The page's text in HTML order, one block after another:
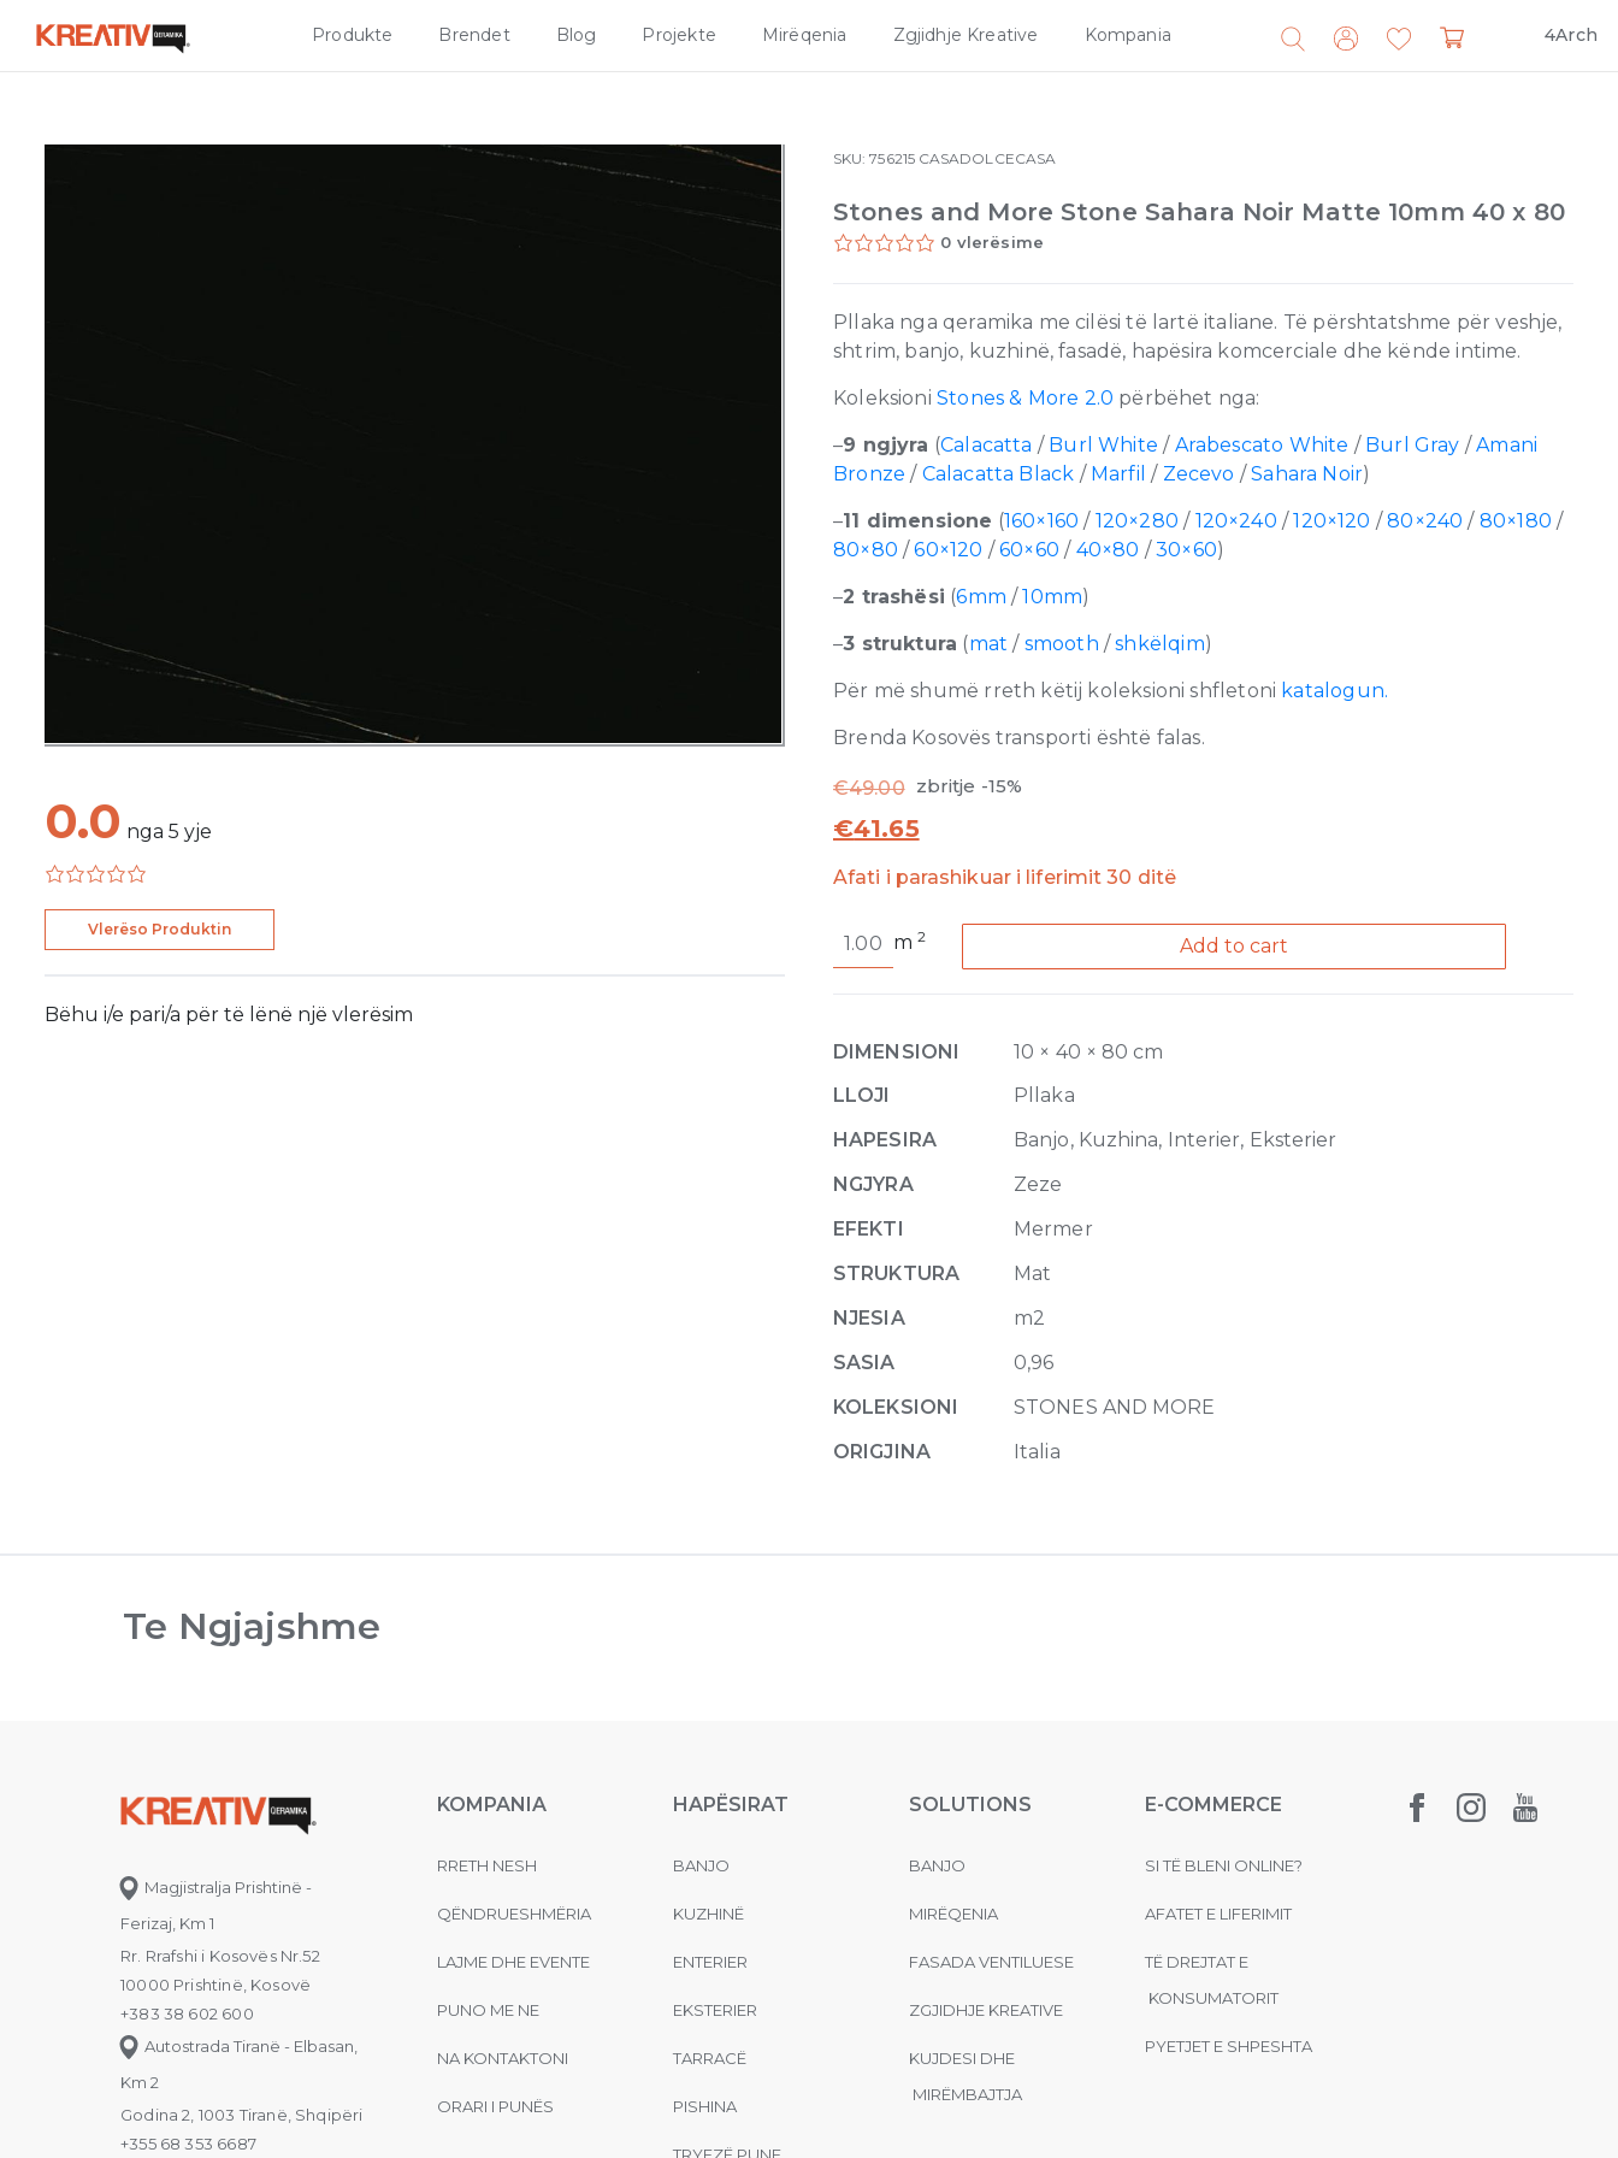
Produkte Brendet Blog Projekte Mirëqenia Zgjidhje Kreative Kompania 4Arch
Search
for:
0.0 nga 5 yje
Vlerëso Produktin
Bëhu i/e pari/a për të lënë një vlerësim
SKU:756215 CASADOLCECASA
Stones and More Stone Sahara Noir Matte 10mm 40 x 80
0 vlerësime
Pllaka nga qeramika me cilësi të lartë italiane. Të përshtatshme për veshje,
shtrim, banjo, kuzhinë, fasadë, hapësira komcerciale dhe kënde intime.
Koleksioni Stones & More 2.0 përbëhet nga:
–9 ngjyra (Calacatta / Burl White / Arabescato White / Burl Gray /Amani
Bronze / Calacatta Black / Marfil/ Zecevo /Sahara Noir)
–11 dimensione (160×160 / 120×280 / 120×240 /120×120 /80×240 / 80×180 /
80×80 /60×120 /60×60 / 40×80 /30×60)
–2 trashësi (6mm /10mm)
–3 struktura (mat/ smooth /shkëlqim)
Për më shumë rreth këtij koleksioni shfletoni katalogun.
Brenda Kosovës transporti është falas.
€49.00 zbritje -15%
€41.65
Afati i parashikuar i liferimit 30 ditë
and
Noir
Matte
40
x
quantity
m2 Add to cart
DIMENSIONI
10 × 40 × 80 cm
LLOJI
Pllaka
HAPESIRA
Banjo, Kuzhina, Interier, Eksterier
NGJYRA
Zeze
EFEKTI
Mermer
STRUKTURA
Mat
NJESIA
m2
SASIA
0,96
KOLEKSIONI
STONES AND MORE
ORIGJINA
Italia
Te Ngjajshme
Magjistralja Prishtinë -
Ferizaj, Km 1
Rr. Rrafshi i Kosovës Nr.52
10000 Prishtinë, Kosovë
+383 38 602 600
Autostrada Tiranë - Elbasan,
Km 2
Godina 2, 1003 Tiranë, Shqipëri
+355 68 353 6687
KOMPANIA
RRETH NESH
QËNDRUESHMËRIA
LAJME DHE EVENTE
PUNO ME NE
NA KONTAKTONI
ORARI I PUNËS
HAPËSIRAT
BANJO
KUZHINË
ENTERIER
EKSTERIER
TARRACË
PISHINA
SOLUTIONS
BANJO
MIRËQENIA
FASADA VENTILUESE
ZGJIDHJE KREATIVE
KUJDESI DHE
MIRËMBAJTJA
E-COMMERCE
SI TË BLENI ONLINE?
AFATET E LIFERIMIT
TË DREJTAT E
KONSUMATORIT
PYETJET E SHPESHTA